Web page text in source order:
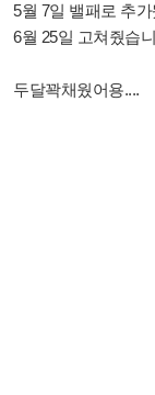
5월 7일 밸패로 추가
6월 25일 고쳐줬습
두달꽉채웠어용....